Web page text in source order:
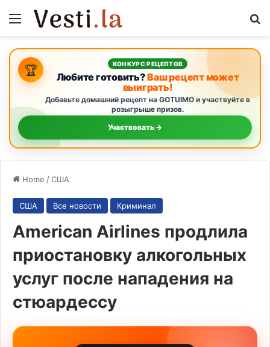
Menu
🏆 КОНКУРС РЕЦЕПТОВ
Любите готовить?Ваш рецепт может
выиграть!
Добавьте домашний рецепт на GOTUIMO и участвуйте в
розыгрыше призов.
Участвовать →
Home /США
США Все новости Криминал
American Airlines продлила
приостановку алкогольных
услуг после нападения на
стюардессу